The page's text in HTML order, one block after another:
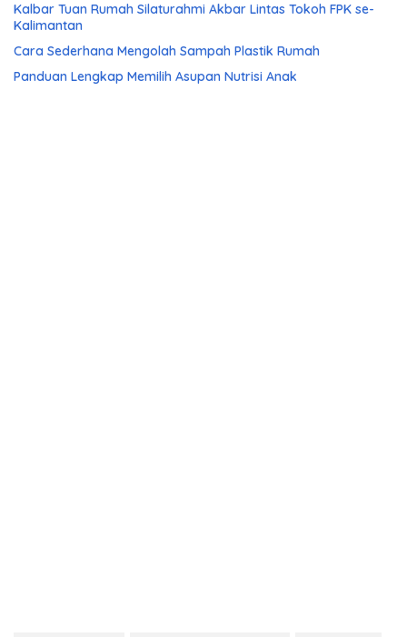
Kalbar Tuan Rumah Silaturahmi Akbar Lintas Tokoh FPK se-
Kalimantan
Cara Sederhana Mengolah Sampah Plastik Rumah
Panduan Lengkap Memilih Asupan Nutrisi Anak